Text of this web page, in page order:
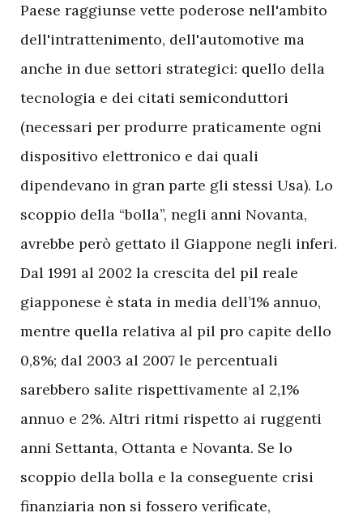
Paese raggiunse vette poderose nell'ambito
dell'intrattenimento, dell'automotive ma
anche in due settori strategici: quello della
tecnologia e dei citati semiconduttori
(necessari per produrre praticamente ogni
dispositivo elettronico e dai quali
dipendevano in gran parte gli stessi Usa). Lo
scoppio della “bolla”, negli anni Novanta,
avrebbe però gettato il Giappone negli inferi.
Dal 1991 al 2002 la crescita del pil reale
giapponese è stata in media dell’1% annuo,
mentre quella relativa al pil pro capite dello
0,8%; dal 2003 al 2007 le percentuali
sarebbero salite rispettivamente al 2,1%
annuo e 2%. Altri ritmi rispetto ai ruggenti
anni Settanta, Ottanta e Novanta. Se lo
scoppio della bolla e la conseguente crisi
finanziaria non si fossero verificate,